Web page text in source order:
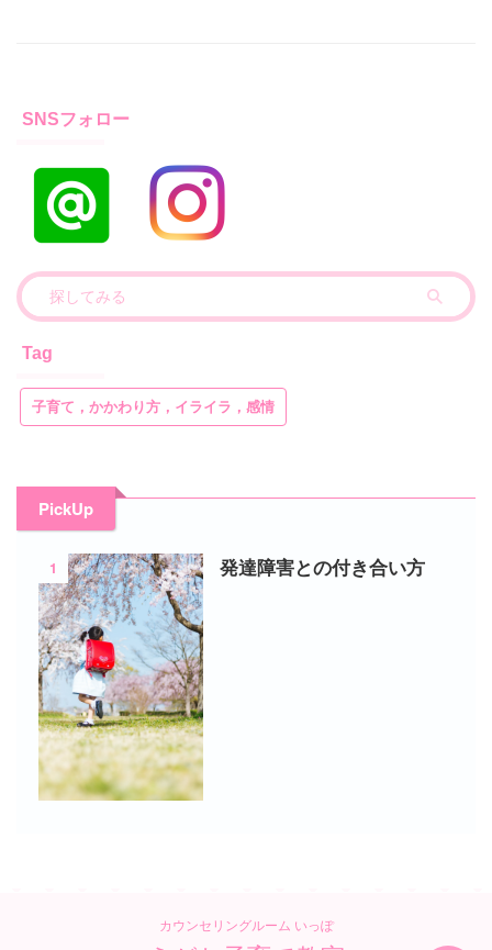
SNSフォロー
Tag
子育て，かかわり方，イライラ，感情
PickUp
1 発達障害との付き合い方
カウンセリングルーム いっぽ